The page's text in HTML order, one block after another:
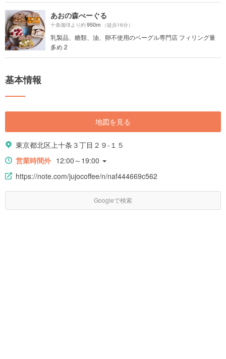
あおの森べーぐる
十条珈琲より約950m （徒歩16分）
乳製品、糖類、油、卵不使用のベーグル専門店 フィリング量
多め 2
基本情報
地図を見る
東京都北区上十条３丁目２９-１５
営業時間外 12:00～19:00
https://note.com/jujocoffee/n/naf444669c562
Googleで検索